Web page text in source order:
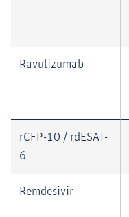
Ravulizumab
rCFP-10 / rdESAT-
6
Remdesivir